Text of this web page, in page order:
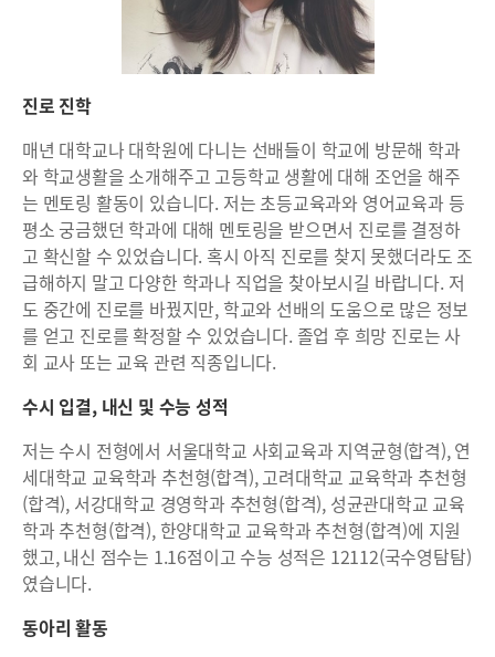
진로 진학
매년 대학교나 대학원에 다니는 선배들이 학교에 방문해 학과
와 학교생활을 소개해주고 고등학교 생활에 대해 조언을 해주
는 멘토링 활동이 있습니다. 저는 초등교육과와 영어교육과 등
평소 궁금했던 학과에 대해 멘토링을 받으면서 진로를 결정하
고 확신할 수 있었습니다. 혹시 아직 진로를 찾지 못했더라도 조
급해하지 말고 다양한 학과나 직업을 찾아보시길 바랍니다. 저
도 중간에 진로를 바꿨지만, 학교와 선배의 도움으로 많은 정보
를 얻고 진로를 확정할 수 있었습니다. 졸업 후 희망 진로는 사
회 교사 또는 교육 관련 직종입니다.
수시 입결, 내신 및 수능 성적
저는 수시 전형에서 서울대학교 사회교육과 지역균형(합격), 연
세대학교 교육학과 추천형(합격), 고려대학교 교육학과 추천형
(합격), 서강대학교 경영학과 추천형(합격), 성균관대학교 교육
학과 추천형(합격), 한양대학교 교육학과 추천형(합격)에 지원
했고, 내신 점수는 1.16점이고 수능 성적은 12112(국수영탐탐)
였습니다.
동아리 활동